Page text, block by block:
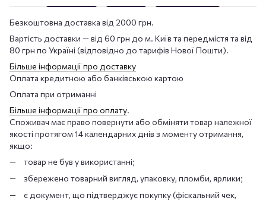
Безкоштовна доставка від 2000 грн.
Вартість доставки — від 60 грн до м. Київ та передмістя та від
80 грн по Україні (відповідно до тарифів Нової Пошти).
Більше інформації про доставку
Оплата кредитною або банківською картою
Оплата при отриманні
Більше інформації про оплату.
Споживач має право повернути або обміняти товар належної
якості протягом 14 календарних днів з моменту отримання,
якщо:
товар не був у використанні;
збережено товарний вигляд, упаковку, пломби, ярлики;
є документ, що підтверджує покупку (фіскальний чек,